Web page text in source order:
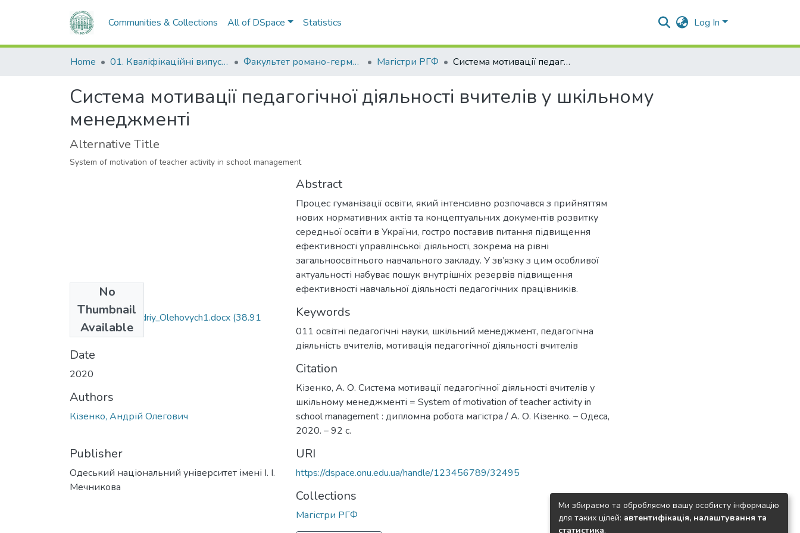
Communities & Collections All of DSpace Statistics Log In
Home 01. Кваліфікаційні випускні роботи здобувачів вищої освіти Факультет романо-германської філології Магістри РГФ Система мотивації педагогічної діяльності вчителів у шкільному менеджменті
Система мотивації педагогічної діяльності вчителів у шкільному
менеджменті
Alternative Title
System of motivation of teacher activity in school management
No
Thumbnail
Available
011_Kizenko_Andriy_Olehovych1.docx (38.91
KB)
Date
2020
Authors
Кізенко, Андрій Олегович
Publisher
Одеський національний університет імені І. І.
Мечникова
Abstract
Процес гуманізації освіти, який інтенсивно розпочався з прийняттям
нових нормативних актів та концептуальних документів розвитку
середньої освіти в України, гостро поставив питання підвищення
ефективності управлінської діяльності, зокрема на рівні
загальноосвітнього навчального закладу. У зв’язку з цим особливої
актуальності набуває пошук внутрішніх резервів підвищення
ефективності навчальної діяльності педагогічних працівників.
Keywords
011 освітні педагогічні науки, шкільний менеджмент, педагогічна
діяльність вчителів, мотивація педагогічної діяльності вчителів
Citation
Кізенко, А. О. Система мотивації педагогічної діяльності вчителів у
шкільному менеджменті = System of motivation of teacher activity in
school management : дипломна робота магістра / А. О. Кізенко. – Одеса,
2020. – 92 с.
URI
https://dspace.onu.edu.ua/handle/123456789/32495
Collections
Магістри РГФ
Ми збираємо та обробляємо вашу особисту інформацію
для таких цілей: автентифікація, налаштування та
статистика.